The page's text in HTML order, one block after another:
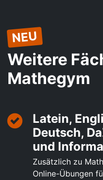
NEU
Weitere
Mathegym
Latein,
Deutsch,
und
Zusätzlich zu
Online-Übungen